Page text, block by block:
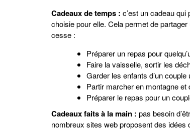
Cadeaux de temps : c’est un cadeau
choisie pour elle. Cela permet de
cesse :
Préparer un repas pour
Faire la vaisselle, sortir les
Garder les enfants d’un couple
Partir marcher en montagne et
Préparer le repas pour un
Cadeaux faits à la main : pas besoin
nombreux sites web proposent des